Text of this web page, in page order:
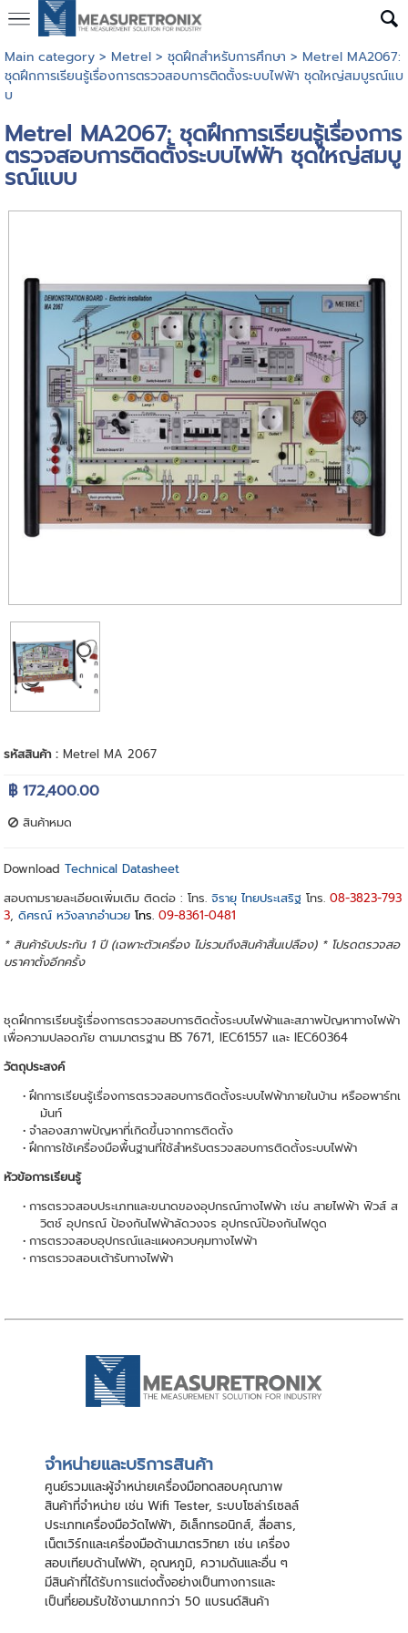
Main category> Metrel> ชุดฝึกสำหรับการศึกษา > Metrel MA2067:
ชุดฝึกการเรียนรู้เรื่องการตรวจสอบการติดตั้งระบบไฟฟ้า ชุดใหญ่สมบูรณ์แบ
บ
Metrel MA2067: ชุดฝึกการเรียนรู้เรื่องการ
ตรวจสอบการติดตั้งระบบไฟฟ้า ชุดใหญ่สมบู
รณ์แบบ
รหัสสินค้า :Metrel MA 2067
฿ 172,400.00
สินค้าหมด
DownloadTechnical Datasheet
สอบถามรายละเอียดเพิ่มเติม ติดต่อ : โทร. จิรายุ ไทยประเสริฐ โทร. 08-3823-793
3,ดิศรณ์ หวังลาภอำนวย โทร.09-8361-0481
* สินค้ารับประกัน 1 ปี (เฉพาะตัวเครื่อง ไม่รวมถึงสินค้าสิ้นเปลือง) * โปรดตรวจสอ
บราคาตั้งอีกครั้ง
ชุดฝึกการเรียนรู้เรื่องการตรวจสอบการติดตั้งระบบไฟฟ้าและสภาพปัญหาทางไฟฟ้า
เพื่อความปลอดภัย ตามมาตรฐาน BS 7671, IEC61557 และ IEC60364
วัตถุประสงค์
ฝึกการเรียนรู้เรื่องการตรวจสอบการติดตั้งระบบไฟฟ้าภายในบ้าน หรืออพาร์ทเ
ม้นท์
จำลองสภาพปัญหาที่เกิดขึ้นจากการติดตั้ง
ฝึกการใช้เครื่องมือพื้นฐานที่ใช้สำหรับตรวจสอบการติดตั้งระบบไฟฟ้า
หัวข้อการเรียนรู้
การตรวจสอบประเภทและขนาดของอุปกรณ์ทางไฟฟ้า เช่น สายไฟฟ้า ฟิวส์ ส
วิตช์ อุปกรณ์ ป้องกันไฟฟ้าลัดวงจร อุปกรณ์ป้องกันไฟดูด
การตรวจสอบอุปกรณ์และแผงควบคุมทางไฟฟ้า
การตรวจสอบเต้ารับทางไฟฟ้า
จําหน่ายและบริการสินค้า
ศูนย์รวมและผู้จําหน่ายเครื่องมือทดสอบคุณภาพ
สินค้าที่จําหน่าย เช่น Wifi Tester, ระบบโซล่าร์เซลล์
ประเภทเครื่องมือวัดไฟฟ้า, อิเล็กทรอนิกส์, สื่อสาร,
เน็ตเวิร์กและเครื่องมือด้านมาตรวิทยา เช่น เครื่อง
สอบเทียบด้านไฟฟ้า, อุณหภูมิ, ความดันและอื่น ๆ
มีสินค้าที่ได้รับการแต่งตั้งอย่างเป็นทางการและ
เป็นที่ยอมรับใช้งานมากกว่า 50 แบรนด์สินค้า